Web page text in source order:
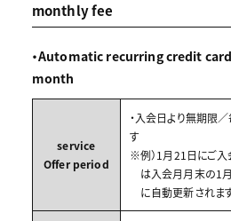
monthly fee
・Automatic recurring credit
month
service
Offer period
・入会日より無期限
す
※例）1月21日にご
は入会月月末の1
に自動更新されま